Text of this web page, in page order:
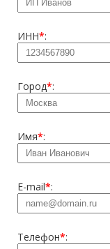
ИНН*:
Город*:
Имя*:
E-mail*:
Телефон*: